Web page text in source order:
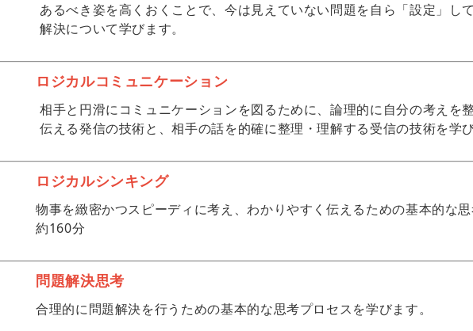
あるべき姿を高くおくことで、今は見えていない問題を自ら「設定」し
解決について学びます。
ロジカルコミュニケーション
相手と円滑にコミュニケーションを図るために、論理的に自分の考えを
伝える発信の技術と、相手の話を的確に整理・理解する受信の技術を学び
ロジカルシンキング
物事を緻密かつスピーディに考え、わかりやすく伝えるための基本的な思
約160分
問題解決思考
合理的に問題解決を行うための基本的な思考プロセスを学びます。